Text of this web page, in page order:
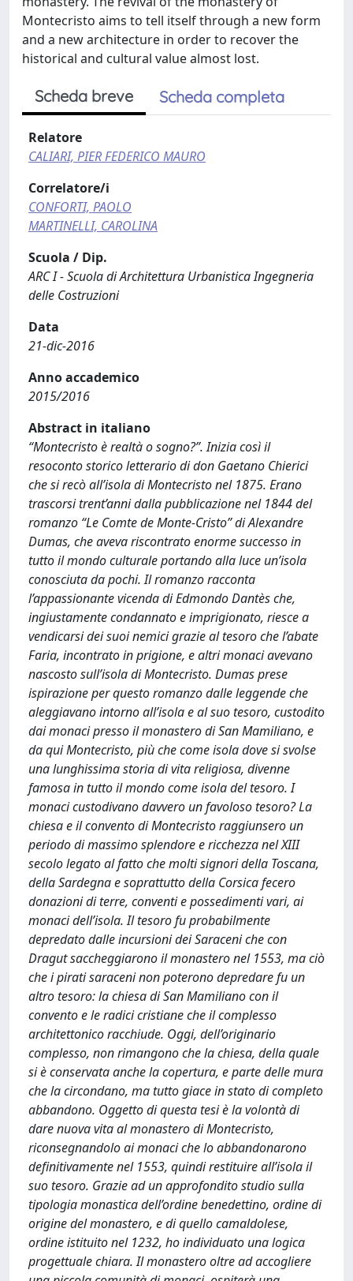
Montecristo aims to tell itself through a new form
and a new architecture in order to recover the
historical and cultural value almost lost.
Scheda breve Scheda completa
Relatore
CALIARI, PIER FEDERICO MAURO
Correlatore/i
CONFORTI, PAOLO
MARTINELLI, CAROLINA
Scuola / Dip.
ARC I - Scuola di Architettura Urbanistica Ingegneria
delle Costruzioni
Data
21-dic-2016
Anno accademico
2015/2016
Abstract in italiano
“Montecristo è realtà o sogno?”. Inizia così il
resoconto storico letterario di don Gaetano Chierici
che si recò all’isola di Montecristo nel 1875. Erano
trascorsi trent’anni dalla pubblicazione nel 1844 del
romanzo “Le Comte de Monte-Cristo” di Alexandre
Dumas, che aveva riscontrato enorme successo in
tutto il mondo culturale portando alla luce un’isola
conosciuta da pochi. Il romanzo racconta
l’appassionante vicenda di Edmondo Dantès che,
ingiustamente condannato e imprigionato, riesce a
vendicarsi dei suoi nemici grazie al tesoro che l’abate
Faria, incontrato in prigione, e altri monaci avevano
nascosto sull’isola di Montecristo. Dumas prese
ispirazione per questo romanzo dalle leggende che
aleggiavano intorno all’isola e al suo tesoro, custodito
dai monaci presso il monastero di San Mamiliano, e
da qui Montecristo, più che come isola dove si svolse
una lunghissima storia di vita religiosa, divenne
famosa in tutto il mondo come isola del tesoro. I
monaci custodivano davvero un favoloso tesoro? La
chiesa e il convento di Montecristo raggiunsero un
periodo di massimo splendore e ricchezza nel XIII
secolo legato al fatto che molti signori della Toscana,
della Sardegna e soprattutto della Corsica fecero
donazioni di terre, conventi e possedimenti vari, ai
monaci dell’isola. Il tesoro fu probabilmente
depredato dalle incursioni dei Saraceni che con
Dragut saccheggiarono il monastero nel 1553, ma ciò
che i pirati saraceni non poterono depredare fu un
altro tesoro: la chiesa di San Mamiliano con il
convento e le radici cristiane che il complesso
architettonico racchiude. Oggi, dell’originario
complesso, non rimangono che la chiesa, della quale
si è conservata anche la copertura, e parte delle mura
che la circondano, ma tutto giace in stato di completo
abbandono. Oggetto di questa tesi è la volontà di
dare nuova vita al monastero di Montecristo,
riconsegnandolo ai monaci che lo abbandonarono
definitivamente nel 1553, quindi restituire all’isola il
suo tesoro. Grazie ad un approfondito studio sulla
tipologia monastica dell’ordine benedettino, ordine di
origine del monastero, e di quello camaldolese,
ordine istituito nel 1232, ho individuato una logica
progettuale chiara. Il monastero oltre ad accogliere